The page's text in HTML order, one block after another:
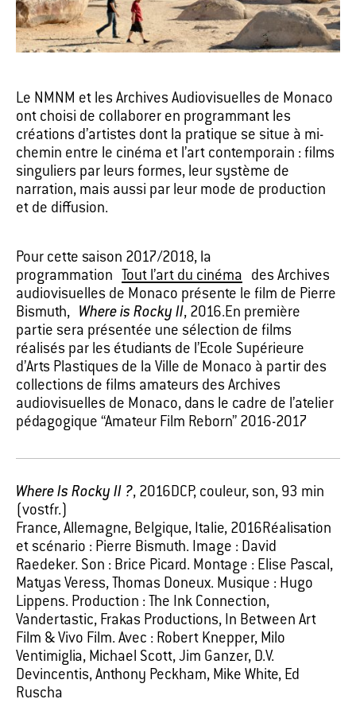
Le NMNM et les Archives Audiovisuelles de Monaco
ont choisi de collaborer en programmant les
créations d’artistes dont la pratique se situe à mi-
chemin entre le cinéma et l’art contemporain : films
singuliers par leurs formes, leur système de
narration, mais aussi par leur mode de production
et de diffusion.
Pour cette saison 2017/2018, la
programmation
Tout l’art du cinéma des Archives
audiovisuelles de Monaco présente le film de Pierre
Bismuth, Where is Rocky II, 2016.En première
partie sera présentée une sélection de films
réalisés par les étudiants de l’Ecole Supérieure
d’Arts Plastiques de la Ville de Monaco à partir des
collections de films amateurs des Archives
audiovisuelles de Monaco, dans le cadre de l’atelier
pédagogique ‘‘Amateur Film Reborn’’ 2016-2017
Where Is Rocky II ?, 2016DCP, couleur, son, 93 min
(vostfr.)
France, Allemagne, Belgique, Italie, 2016Réalisation
et scénario : Pierre Bismuth. Image : David
Raedeker. Son : Brice Picard. Montage : Elise Pascal,
Matyas Veress, Thomas Doneux. Musique : Hugo
Lippens. Production : The Ink Connection,
Vandertastic, Frakas Productions, In Between Art
Film & Vivo Film. Avec : Robert Knepper, Milo
Ventimiglia, Michael Scott, Jim Ganzer, D.V.
Devincentis, Anthony Peckham, Mike White, Ed
Ruscha